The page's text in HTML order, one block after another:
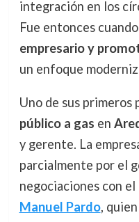
integración en los
Fue entonces
empresario y
un enfoque
Uno de sus
público a gas en
y gerente. La
parcialmente por el
negociaciones con
Manuel Pardo,